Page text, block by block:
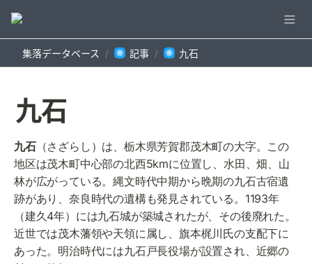
集落データベース / 記事 / 九石
九石
九石（さざらし）は、栃木県芳賀郡茂木町の大字。この
地区は茂木町中心部の北西5kmに位置し、水田、畑、山
林が広がっている。縄文時代中期から晩期の九石古宿遺
跡があり、奈良時代の遺構も発見されている。1193年
（建久4年）には九石城が築城されたが、その後廃れた。
近世では茂木藩領や天領に属し、旗本梶川氏の支配下に
あった。明治時代には九石戸長役場が設置され、近郷の